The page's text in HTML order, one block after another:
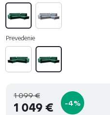
Prevedenie
1 099 €
1 049 € -4%